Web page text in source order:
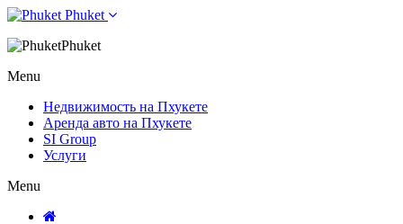
Phuket
Phuket
Menu
Недвижимость на Пхукете
Аренда авто на Пхукете
SI Group
Услуги
Menu